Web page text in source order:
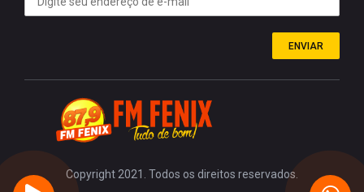
ENVIAR
Copyright 2021. Todos os direitos reservados.